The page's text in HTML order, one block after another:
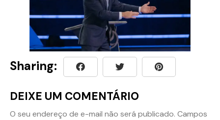
Sharing:
DEIXE UM COMENTÁRIO
O seu endereço de e-mail não será publicado. Campos